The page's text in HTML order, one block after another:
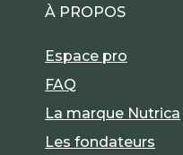
À PROPOS
Espace pro
FAQ
La marque Nutrica
Les fondateurs